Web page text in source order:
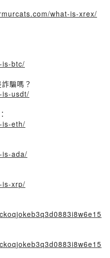
what-is-xrex/
is-btc/
騙嗎？
is-usdt/
is-eth/
is-ada/
is-xrp/